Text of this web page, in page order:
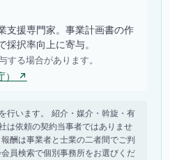
支援専門家。事業計画書の作
採択率向上に寄与。
する場合があります。
） ↗
行います。 紹介・媒介・斡旋・有
は依頼の契約当事者ではありませ
酬は事業者と士業の二者間でご判
員検索で個別事務所をお選びくだ